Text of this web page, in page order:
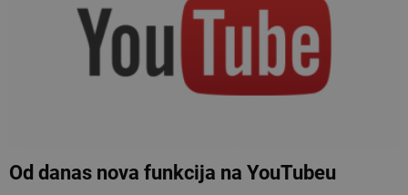
Od danas nova funkcija na YouTubeu